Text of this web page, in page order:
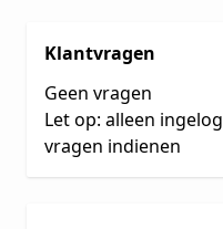
Klantvragen
Geen vragen
Let op: alleen
vragen indienen